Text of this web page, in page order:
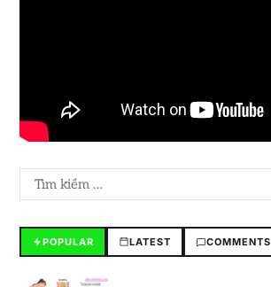
POPULAR LATEST COMMENTS